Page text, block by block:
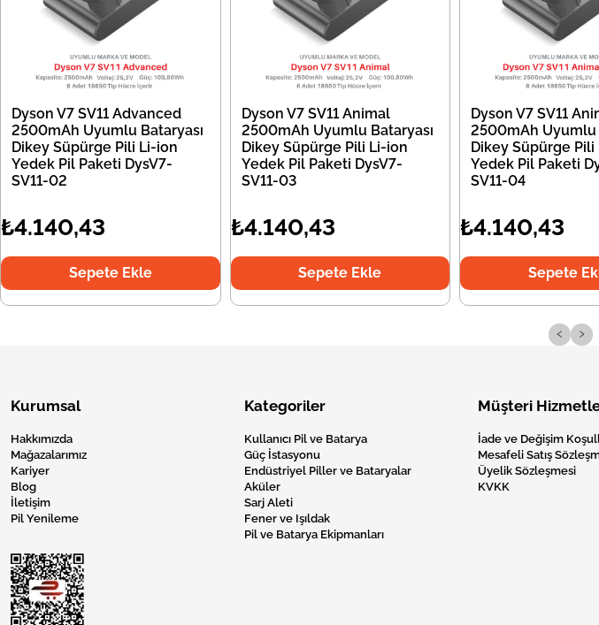
Dyson V7 SV11 Advanced
2500mAh Uyumlu Bataryası
Dikey Süpürge Pili Li-ion
Yedek Pil Paketi DysV7-
SV11-02
₺4.140,43
Sepete Ekle
Dyson V7 SV11 Animal
2500mAh Uyumlu Bataryası
Dikey Süpürge Pili Li-ion
Yedek Pil Paketi DysV7-
SV11-03
₺4.140,43
Sepete Ekle
Dyson V7 SV11
2500mAh Uyumlu
Dikey Süpürge Pili
Yedek Pil Paketi
SV11-04
₺4.140,43
Sepete
‹ ›
Kurumsal
Hakkımızda
Mağazalarımız
Kariyer
Blog
İletişim
Pil Yenileme
Kategoriler
Kullanıcı Pil ve Batarya
Güç İstasyonu
Endüstriyel Piller ve Bataryalar
Aküler
Sarj Aleti
Fener ve Işıldak
Pil ve Batarya Ekipmanları
Müşteri
İade ve Değişim
Mesafeli Satış
Üyelik Sözleşmesi
KVKK